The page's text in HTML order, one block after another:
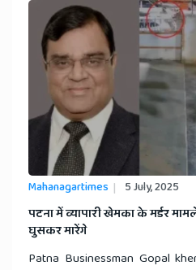
Mahanagartimes 5 July, 2025
​पटना में व्यापारी खेमका के मर्डर
घुसकर मारेंगे
Patna Businessman Gopal